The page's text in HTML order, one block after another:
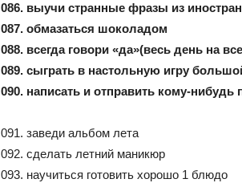
086. выучи странные фразы из
087. обмазаться шоколадом
088. всегда говори «да»(весь день на
089. сыграть в настольную игру
090. написать и отправить кому-
091. заведи альбом лета
092. сделать летний маникюр
093. научиться готовить хорошо 1 блюдо